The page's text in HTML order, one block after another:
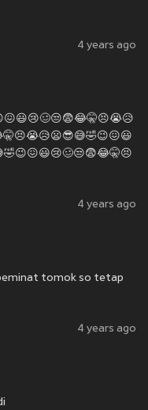
4 years ago
4 years ago
tomok so tetap
4 years ago